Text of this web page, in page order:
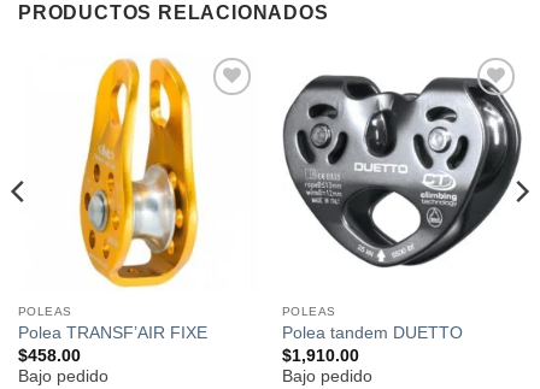
PRODUCTOS RELACIONADOS
POLEAS
Polea TRANSF’AIR FIXE
$458.00
Bajo pedido
Añadir
a la
lista de
deseos
POLEAS
Polea tandem DUETTO
$1,910.00
Bajo pedido